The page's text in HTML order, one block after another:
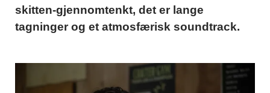
skitten-gjennomtenkt, det er lange
tagninger og et atmosfærisk soundtrack.